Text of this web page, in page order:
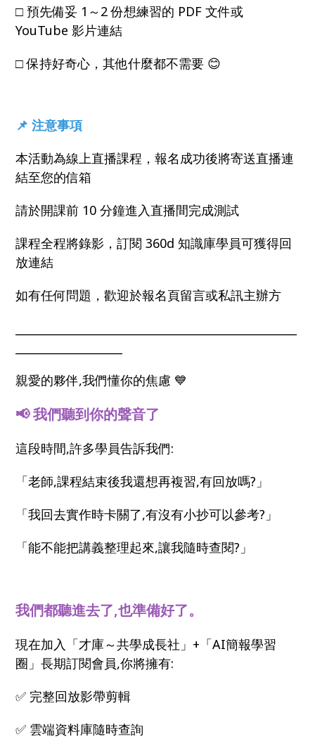
□ 預先備妥 1～2 份想練習的 PDF 文件或
YouTube 影片連結
□ 保持好奇心，其他什麼都不需要 😊
📌 注意事項
本活動為線上直播課程，報名成功後將寄送直播連
結至您的信箱
請於開課前 10 分鐘進入直播間完成測試
課程全程將錄影，訂閱 360d 知識庫學員可獲得回
放連結
如有任何問題，歡迎於報名頁留言或私訊主辦方
親愛的夥伴,我們懂你的焦慮 💙
📢 我們聽到你的聲音了
這段時間,許多學員告訴我們:
「老師,課程結束後我還想再複習,有回放嗎?」
「我回去實作時卡關了,有沒有小抄可以參考?」
「能不能把講義整理起來,讓我隨時查閱?」
我們都聽進去了,也準備好了。
現在加入「才庫～共學成長社」+「AI簡報學習
圈」長期訂閱會員,你將擁有:
✅ 完整回放影帶剪輯
✅ 雲端資料庫隨時查詢